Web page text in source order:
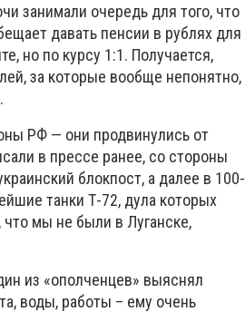
занимали очередь для того, что
давать пенсии в рублях для
но по курсу 1:1. Получается,
за которые вообще непонятно,
РФ — они продвинулись от
в прессе ранее, со стороны
блокпост, а далее в 100-
танки Т-72, дула которых
что мы не были в Луганске,
из «ополченцев» выяснял
воды, работы – ему очень